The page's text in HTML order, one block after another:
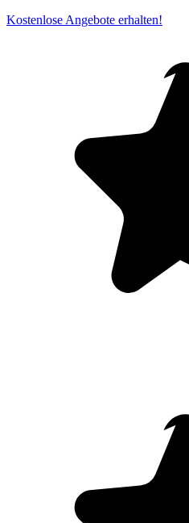
Kostenlose Angebote erhalten!